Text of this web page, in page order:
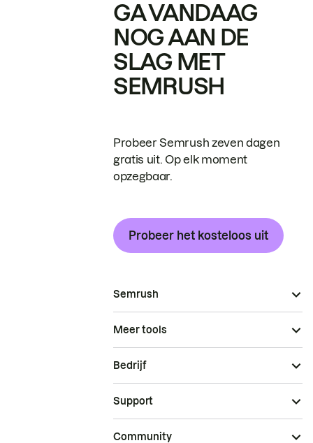
GA VANDAAG
NOG AAN DE
SLAG MET
SEMRUSH
Probeer Semrush zeven dagen
gratis uit. Op elk moment
opzegbaar.
Probeer het kosteloos uit
Semrush
Meer tools
Bedrijf
Support
Community